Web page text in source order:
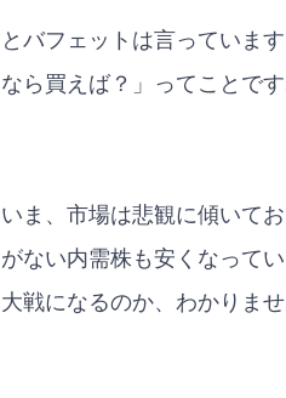
とバフェットは言っていま
なら買えば？」ってことです
いま、市場は悲観に傾いて
がない内需株も安くなって
大戦になるのか、わかりま